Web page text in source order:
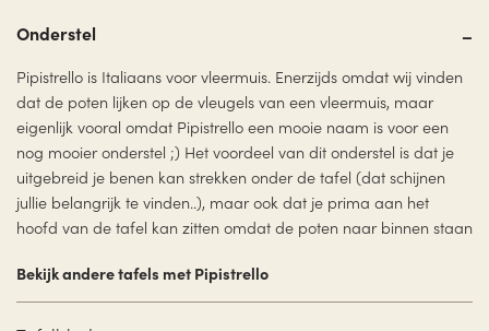
Onderstel
Pipistrello is Italiaans voor vleermuis. Enerzijds omdat wij vinden
dat de poten lijken op de vleugels van een vleermuis, maar
eigenlijk vooral omdat Pipistrello een mooie naam is voor een
nog mooier onderstel ;) Het voordeel van dit onderstel is dat je
uitgebreid je benen kan strekken onder de tafel (dat schijnen
jullie belangrijk te vinden..), maar ook dat je prima aan het
hoofd van de tafel kan zitten omdat de poten naar binnen staan
Bekijk andere tafels met Pipistrello